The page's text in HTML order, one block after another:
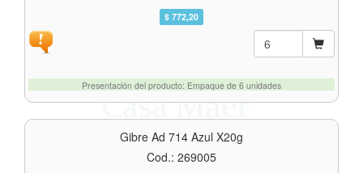
$ 772,20
Presentación del producto: Empaque de 6 unidades
Gibre Ad 714 Azul X20g
Cod.: 269005